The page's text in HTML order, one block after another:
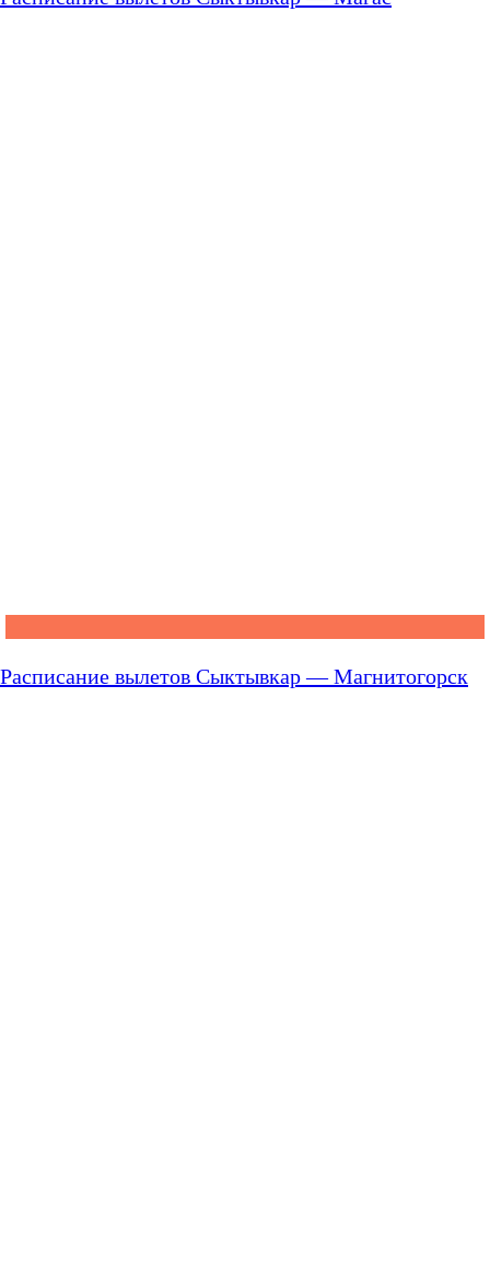
Расписание вылетов Сыктывкар — Магнитогорск